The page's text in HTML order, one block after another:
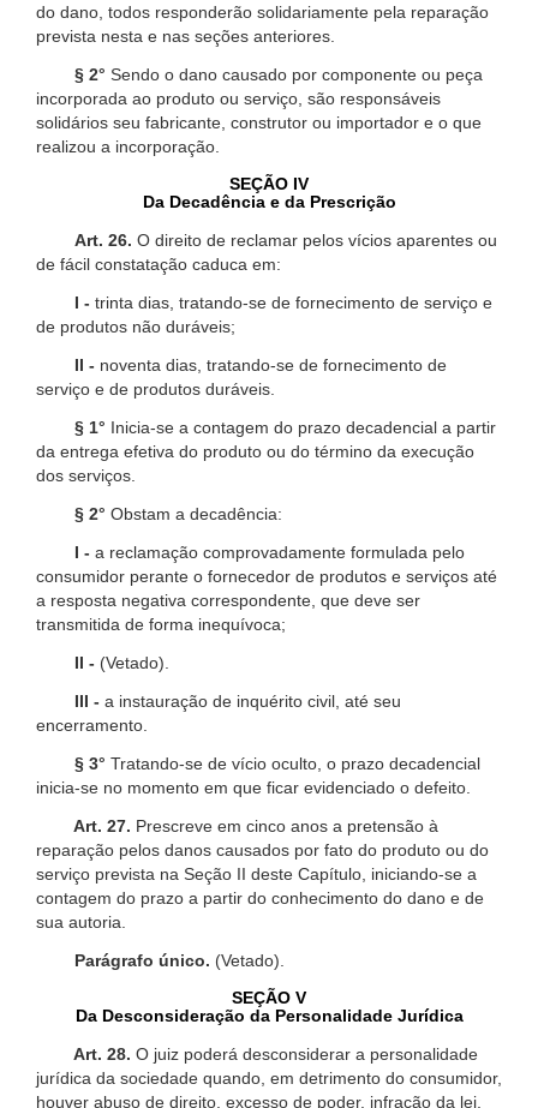
do dano, todos responderão solidariamente pela reparação
prevista nesta e nas seções anteriores.
§ 2° Sendo o dano causado por componente ou peça
incorporada ao produto ou serviço, são responsáveis
solidários seu fabricante, construtor ou importador e o que
realizou a incorporação.
SEÇÃO IV
Da Decadência e da Prescrição
Art. 26. O direito de reclamar pelos vícios aparentes ou
de fácil constatação caduca em:
I - trinta dias, tratando-se de fornecimento de serviço e
de produtos não duráveis;
II - noventa dias, tratando-se de fornecimento de
serviço e de produtos duráveis.
§ 1° Inicia-se a contagem do prazo decadencial a partir
da entrega efetiva do produto ou do término da execução
dos serviços.
§ 2° Obstam a decadência:
I - a reclamação comprovadamente formulada pelo
consumidor perante o fornecedor de produtos e serviços até
a resposta negativa correspondente, que deve ser
transmitida de forma inequívoca;
II - (Vetado).
III - a instauração de inquérito civil, até seu
encerramento.
§ 3° Tratando-se de vício oculto, o prazo decadencial
inicia-se no momento em que ficar evidenciado o defeito.
Art. 27. Prescreve em cinco anos a pretensão à
reparação pelos danos causados por fato do produto ou do
serviço prevista na Seção II deste Capítulo, iniciando-se a
contagem do prazo a partir do conhecimento do dano e de
sua autoria.
Parágrafo único. (Vetado).
SEÇÃO V
Da Desconsideração da Personalidade Jurídica
Art. 28. O juiz poderá desconsiderar a personalidade
jurídica da sociedade quando, em detrimento do consumidor,
houver abuso de direito, excesso de poder, infração da lei,